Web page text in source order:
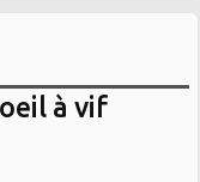
à vif